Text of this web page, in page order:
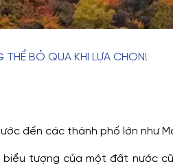
BỎ QUA KHI LỰA CHỌN!
đến các thành phố lớn như
tượng của một đất nước